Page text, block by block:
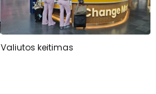
Valiutos keitimas